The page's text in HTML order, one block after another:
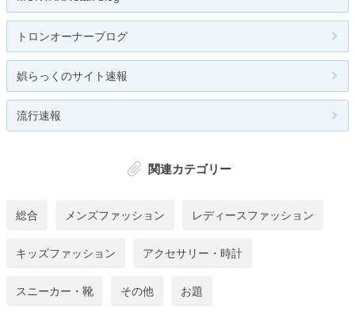
トロンオーナーブログ
娯らっくのサイト速報
流行速報
関連カテゴリー
総合 メンズファッション レディースファッション
キッズファッション アクセサリー・時計
スニーカー・靴 その他 お題